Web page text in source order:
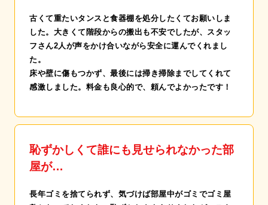
古くて重たいタンスと食器棚を処分したくてお願いしま
した。大きくて階段からの搬出も不安でしたが、スタッ
フさん2人が声をかけ合いながら安全に運んでくれまし
た。
床や壁に傷もつかず、最後には掃き掃除までしてくれて
感激しました。料金も良心的で、頼んでよかったです！
恥ずかしくて誰にも見せられなかった部
屋が…
長年ゴミを捨てられず、気づけば部屋中がゴミでゴミ屋